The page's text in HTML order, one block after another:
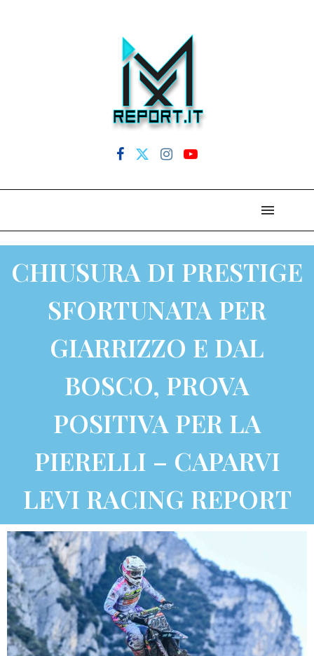
CHIUSURA DI PRESTIGE
SFORTUNATA PER
GIARRIZZO E DAL
BOSCO, PROVA
POSITIVA PER LA
PIERELLI – CAPARVI
LEVI RACING REPORT